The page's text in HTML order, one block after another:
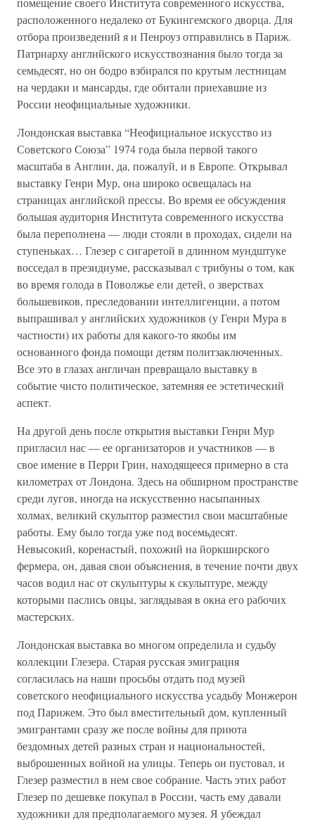
расположенного недалеко от Букингемского дворца. Для
отбора произведений я и Пенроуз отправились в Париж.
Патриарху английского искусствознания было тогда за
семьдесят, но он бодро взбирался по крутым лестницам
на чердаки и мансарды, где обитали приехавшие из
России неофициальные художники.
Лондонская выставка “Неофициальное искусство из
Советского Союза” 1974 года была первой такого
масштаба в Англии, да, пожалуй, и в Европе. Открывал
выставку Генри Мур, она широко освещалась на
страницах английской прессы. Во время ее обсуждения
большая аудитория Института современного искусства
была переполнена — люди стояли в проходах, сидели на
ступеньках… Глезер с сигаретой в длинном мундштуке
восседал в президиуме, рассказывал с трибуны о том, как
во время голода в Поволжье ели детей, о зверствах
большевиков, преследовании интеллигенции, а потом
выпрашивал у английских художников (у Генри Мура в
частности) их работы для какого-то якобы им
основанного фонда помощи детям политзаключенных.
Все это в глазах англичан превращало выставку в
событие чисто политическое, затемняя ее эстетический
аспект.
На другой день после открытия выставки Генри Мур
пригласил нас — ее организаторов и участников — в
свое имение в Перри Грин, находящееся примерно в ста
километрах от Лондона. Здесь на обширном пространстве
среди лугов, иногда на искусственно насыпанных
холмах, великий скульптор разместил свои масштабные
работы. Ему было тогда уже под восемьдесят.
Невысокий, коренастый, похожий на йоркширского
фермера, он, давая свои объяснения, в течение почти двух
часов водил нас от скульптуры к скульптуре, между
которыми паслись овцы, заглядывая в окна его рабочих
мастерских.
Лондонская выставка во многом определила и судьбу
коллекции Глезера. Старая русская эмиграция
согласилась на наши просьбы отдать под музей
советского неофициального искусства усадьбу Монжерон
под Парижем. Это был вместительный дом, купленный
эмигрантами сразу же после войны для приюта
бездомных детей разных стран и национальностей,
выброшенных войной на улицы. Теперь он пустовал, и
Глезер разместил в нем свое собрание. Часть этих работ
Глезер по дешевке покупал в России, часть ему давали
художники для предполагаемого музея. Я убеждал